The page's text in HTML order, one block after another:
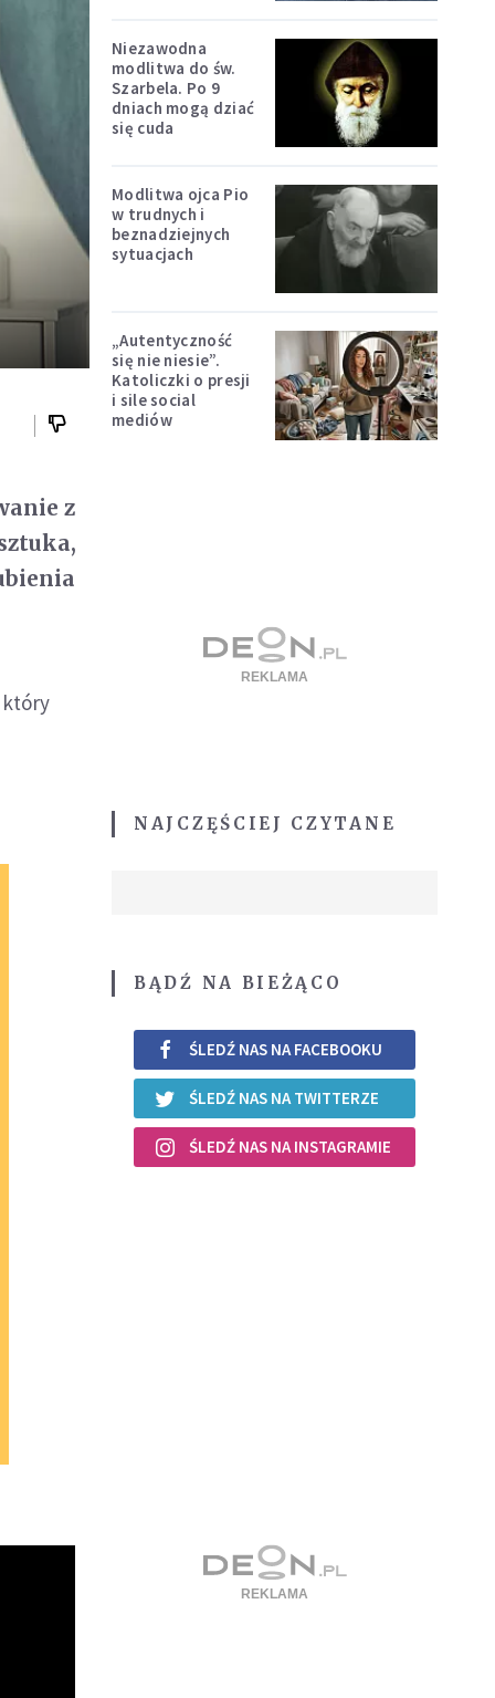
z
który
Niezawodna
modlitwa do św.
Szarbela. Po 9
dniach mogą dziać
się cuda
Modlitwa ojca Pio
w trudnych i
beznadziejnych
sytuacjach
„Autentyczność
się nie niesie”.
Katoliczki o presji
i sile social
mediów
NAJCZĘŚCIEJ CZYTANE
BĄDŹ NA BIEŻĄCO
ŚLEDŹ NAS NA FACEBOOKU
ŚLEDŹ NAS NA TWITTERZE
ŚLEDŹ NAS NA INSTAGRAMIE